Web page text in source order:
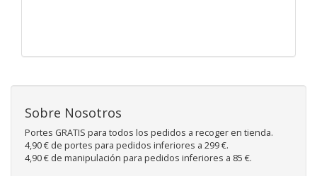
Sobre Nosotros
Portes GRATIS para todos los pedidos a recoger en tienda.
4,90 € de portes para pedidos inferiores a 299 €.
4,90 € de manipulación para pedidos inferiores a 85 €.